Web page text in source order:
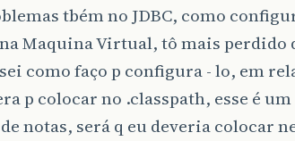
tbém no JDBC, como
Maquina Virtual, tô mais perdido
como faço p configura - lo, em
p colocar no .classpath, esse é
notas, será q eu deveria colocar